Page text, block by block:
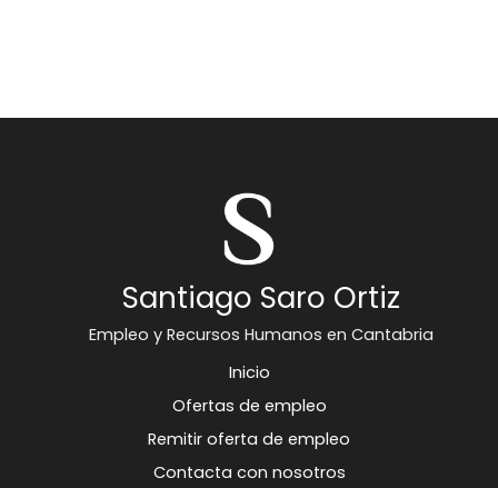
Santiago Saro Ortiz
Empleo y Recursos Humanos en Cantabria
Inicio
Ofertas de empleo
Remitir oferta de empleo
Contacta con nosotros